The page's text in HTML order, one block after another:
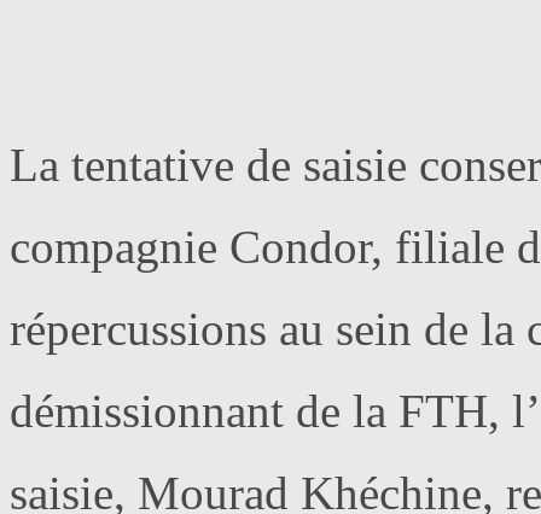
La tentative de saisie
compagnie Condor, filiale
répercussions au sein de
démissionnant de la FTH,
saisie, Mourad Khéchine,